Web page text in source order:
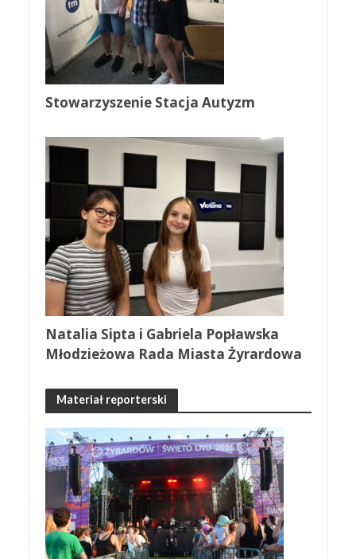
Stowarzyszenie Stacja Autyzm
Natalia Sipta i Gabriela Popławska
Młodzieżowa Rada Miasta Żyrardowa
Materiał reporterski